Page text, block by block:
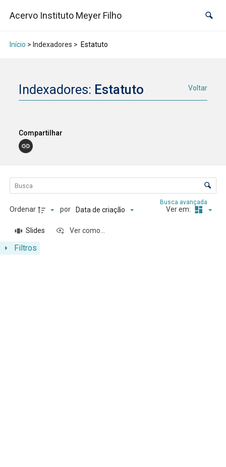
Acervo Instituto Meyer Filho
Início > Indexadores > Estatuto
Indexadores: Estatuto Voltar
Compartilhar
Lista de itens
Controle de ordenação e visualização
Filtros
Busca avançada
Ordenar por Data de criação Ver em:
Slides Ver como...